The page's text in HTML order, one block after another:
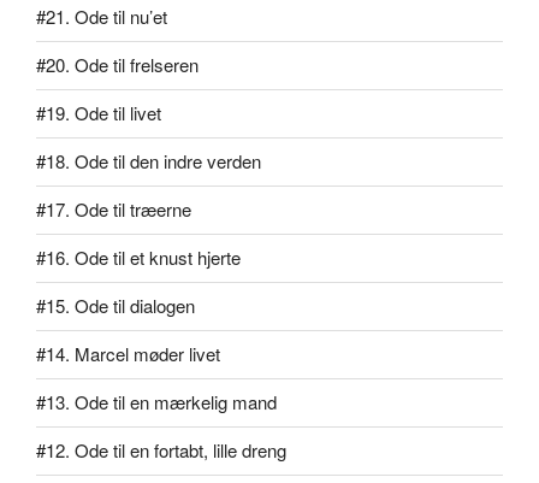
#21. Ode til nu’et
#20. Ode til frelseren
#19. Ode til livet
#18. Ode til den indre verden
#17. Ode til træerne
#16. Ode til et knust hjerte
#15. Ode til dialogen
#14. Marcel møder livet
#13. Ode til en mærkelig mand
#12. Ode til en fortabt, lille dreng